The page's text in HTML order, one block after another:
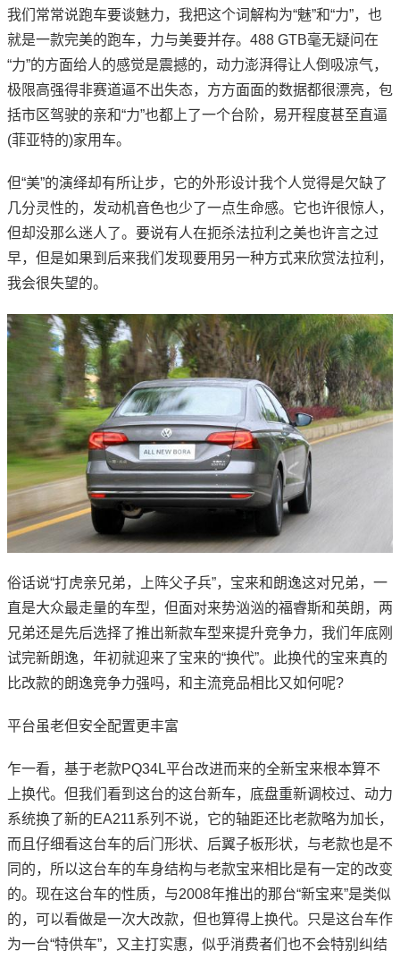
我们常常说跑车要谈魅力，我把这个词解构为“魅”和“力”，也
就是一款完美的跑车，力与美要并存。488 GTB毫无疑问在
“力”的方面给人的感觉是震撼的，动力澎湃得让人倒吸凉气，
极限高强得非赛道逼不出失态，方方面面的数据都很漂亮，包
括市区驾驶的亲和“力”也都上了一个台阶，易开程度甚至直逼
(菲亚特的)家用车。
但“美”的演绎却有所让步，它的外形设计我个人觉得是欠缺了
几分灵性的，发动机音色也少了一点生命感。它也许很惊人，
但却没那么迷人了。要说有人在扼杀法拉利之美也许言之过
早，但是如果到后来我们发现要用另一种方式来欣赏法拉利，
我会很失望的。
俗话说“打虎亲兄弟，上阵父子兵”，宝来和朗逸这对兄弟，一
直是大众最走量的车型，但面对来势汹汹的福睿斯和英朗，两
兄弟还是先后选择了推出新款车型来提升竞争力，我们年底刚
试完新朗逸，年初就迎来了宝来的“换代”。此换代的宝来真的
比改款的朗逸竞争力强吗，和主流竞品相比又如何呢?
平台虽老但安全配置更丰富
乍一看，基于老款PQ34L平台改进而来的全新宝来根本算不
上换代。但我们看到这台的这台新车，底盘重新调校过、动力
系统换了新的EA211系列不说，它的轴距还比老款略为加长，
而且仔细看这台车的后门形状、后翼子板形状，与老款也是不
同的，所以这台车的车身结构与老款宝来相比是有一定的改变
的。现在这台车的性质，与2008年推出的那台“新宝来”是类似
的，可以看做是一次大改款，但也算得上换代。只是这台车作
为一台“特供车”，又主打实惠，似乎消费者们也不会特别纠结